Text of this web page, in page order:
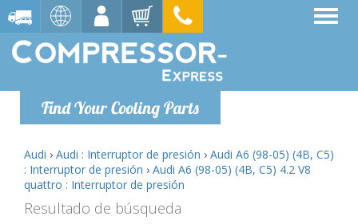
Find Your Cooling Parts
Audi › Audi : Interruptor de presión › Audi A6 (98-05) (4B, C5)
: Interruptor de presión › Audi A6 (98-05) (4B, C5) 4.2 V8
quattro : Interruptor de presión
Resultado de búsqueda